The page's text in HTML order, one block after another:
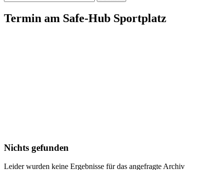
Termin am Safe-Hub Sportplatz
Nichts gefunden
Leider wurden keine Ergebnisse für das angefragte Archiv